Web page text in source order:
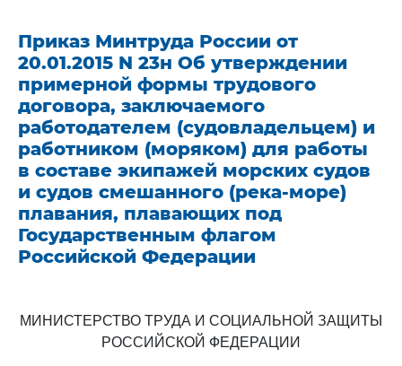
Приказ Минтруда России от
20.01.2015 N 23н Об утверждении
примерной формы трудового
договора, заключаемого
работодателем (судовладельцем) и
работником (моряком) для работы
в составе экипажей морских судов
и судов смешанного (река-море)
плавания, плавающих под
Государственным флагом
Российской Федерации
МИНИСТЕРСТВО ТРУДА И СОЦИАЛЬНОЙ ЗАЩИТЫ
РОССИЙСКОЙ ФЕДЕРАЦИИ